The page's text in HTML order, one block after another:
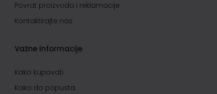
Povrat proizvoda i reklamacije
Kontaktirajte nas
Važne informacije
Kako kupovati
Kako do popusta